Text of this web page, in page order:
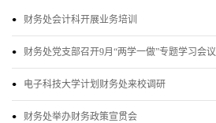
财务处会计科开展业务培训
财务处党支部召开9月“两学一做”专题学习会议
电子科技大学计划财务处来校调研
财务处举办财务政策宣贯会